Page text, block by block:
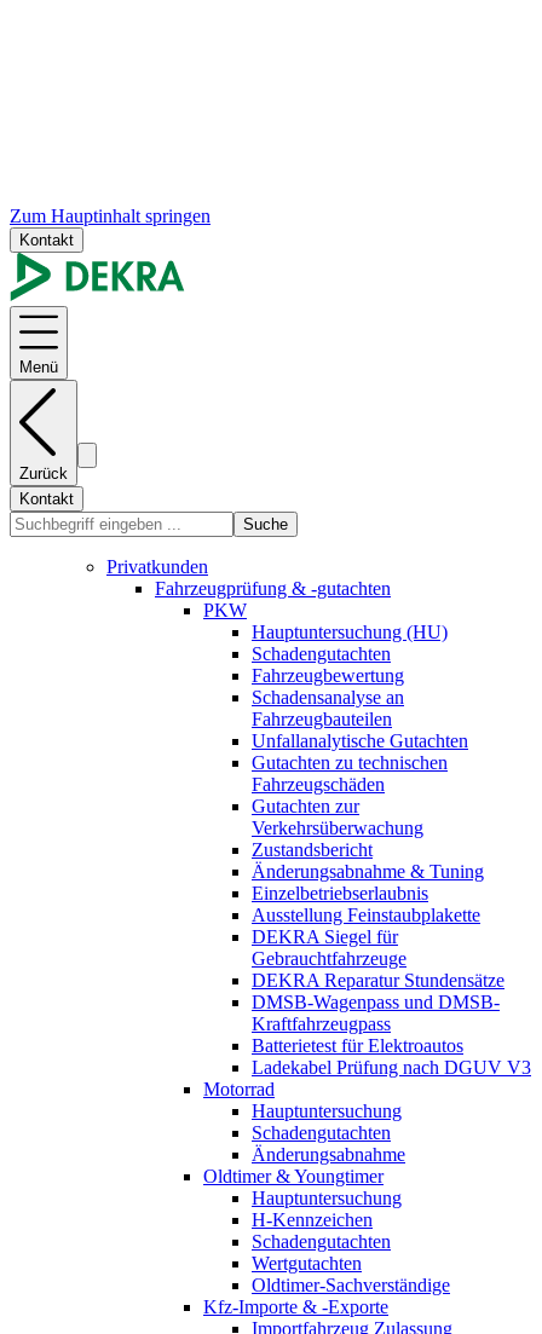
Zum Hauptinhalt springen
Kontakt
Menü
Zurück
Kontakt
Suche
Privatkunden
Fahrzeugprüfung & -gutachten
PKW
Hauptuntersuchung (HU)
Schadengutachten
Fahrzeugbewertung
Schadensanalyse an
Fahrzeugbauteilen
Unfallanalytische Gutachten
Gutachten zu technischen
Fahrzeugschäden
Gutachten zur
Verkehrsüberwachung
Zustandsbericht
Änderungsabnahme & Tuning
Einzelbetriebserlaubnis
Ausstellung Feinstaubplakette
DEKRA Siegel für
Gebrauchtfahrzeuge
DEKRA Reparatur Stundensätze
DMSB-Wagenpass und DMSB-
Kraftfahrzeugpass
Batterietest für Elektroautos
Ladekabel Prüfung nach DGUV V3
Motorrad
Hauptuntersuchung
Schadengutachten
Änderungsabnahme
Oldtimer & Youngtimer
Hauptuntersuchung
H-Kennzeichen
Schadengutachten
Wertgutachten
Oldtimer-Sachverständige
Kfz-Importe & -Exporte
Importfahrzeug Zulassung